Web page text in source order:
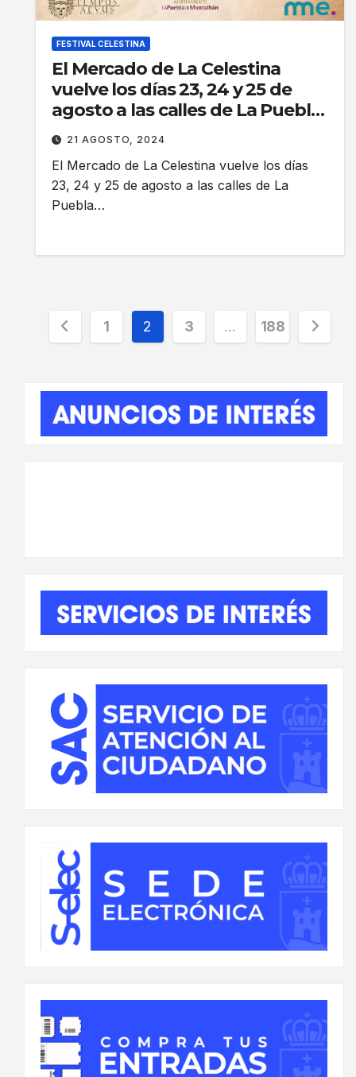
FESTIVAL CELESTINA
El Mercado de La Celestina
vuelve los días 23, 24 y 25 de
agosto a las calles de La Puebla
de Montalbán.
21 AGOSTO, 2024
El Mercado de La Celestina vuelve los días
23, 24 y 25 de agosto a las calles de La
Puebla…
Paginación
entradas
1 2 3 … 188